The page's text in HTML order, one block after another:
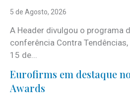
5 de Agosto, 2026
A Header divulgou o programa
conferência Contra
15 de...
Eurofirms em destaque
Awards